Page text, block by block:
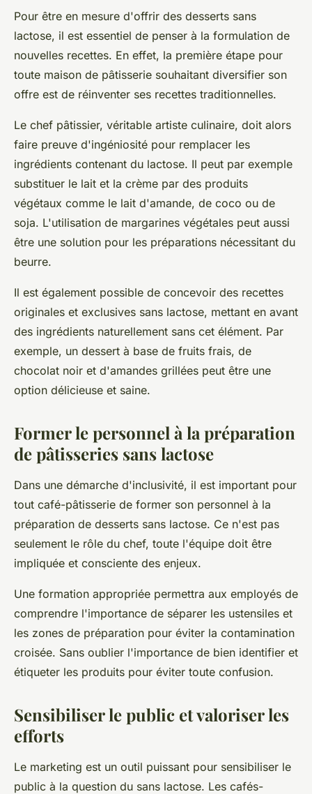
Pour être en mesure d'offrir des desserts sans
lactose, il est essentiel de penser à la formulation de
nouvelles recettes. En effet, la première étape pour
toute maison de pâtisserie souhaitant diversifier son
offre est de réinventer ses recettes traditionnelles.
Le chef pâtissier, véritable artiste culinaire, doit alors
faire preuve d'ingéniosité pour remplacer les
ingrédients contenant du lactose. Il peut par exemple
substituer le lait et la crème par des produits
végétaux comme le lait d'amande, de coco ou de
soja. L'utilisation de margarines végétales peut aussi
être une solution pour les préparations nécessitant du
beurre.
Il est également possible de concevoir des recettes
originales et exclusives sans lactose, mettant en avant
des ingrédients naturellement sans cet élément. Par
exemple, un dessert à base de fruits frais, de
chocolat noir et d'amandes grillées peut être une
option délicieuse et saine.
Former le personnel à la préparation
de pâtisseries sans lactose
Dans une démarche d'inclusivité, il est important pour
tout café-pâtisserie de former son personnel à la
préparation de desserts sans lactose. Ce n'est pas
seulement le rôle du chef, toute l'équipe doit être
impliquée et consciente des enjeux.
Une formation appropriée permettra aux employés de
comprendre l'importance de séparer les ustensiles et
les zones de préparation pour éviter la contamination
croisée. Sans oublier l'importance de bien identifier et
étiqueter les produits pour éviter toute confusion.
Sensibiliser le public et valoriser les
efforts
Le marketing est un outil puissant pour sensibiliser le
public à la question du sans lactose. Les cafés-